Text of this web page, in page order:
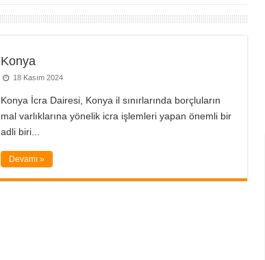
Konya
18 Kasım 2024
Konya İcra Dairesi, Konya il sınırlarında borçluların
mal varlıklarına yönelik icra işlemleri yapan önemli bir
adli biri...
Devamı »